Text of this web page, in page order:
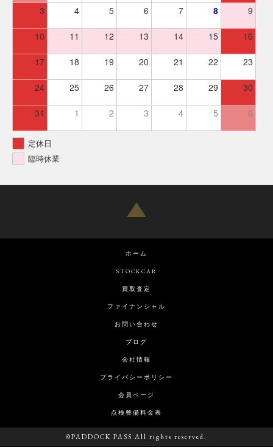
3 4 5 6 7 8 9
10 11 12 13 14 15 16
17 18 19 20 21 22 23
24 25 26 27 28 29 30
31 1 2 3 4 5 6
定休日
臨時休業
ホーム
STOCKCAR
買取査定
ファイナンシャル
お問い合わせ
ブログ
会社情報
プライバシーポリシー
会員ページ
点検整備料金表
©PADDOCK PASS All rights reserved.